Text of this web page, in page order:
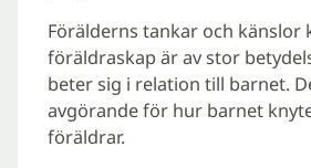
Förälderns tankar och känslor
föräldraskap är av stor
beter sig i relation till barnet.
avgörande för hur barnet
föräldrar.